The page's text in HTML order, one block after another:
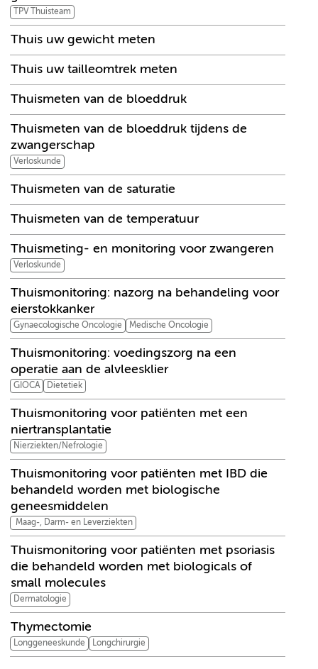
TPV Thuisteam
Thuis uw gewicht meten
Thuis uw tailleomtrek meten
Thuismeten van de bloeddruk
Thuismeten van de bloeddruk tijdens de
zwangerschap
Verloskunde
Thuismeten van de saturatie
Thuismeten van de temperatuur
Thuismeting- en monitoring voor zwangeren
Verloskunde
Thuismonitoring: nazorg na behandeling voor
eierstokkanker
Gynaecologische Oncologie Medische Oncologie
Thuismonitoring: voedingszorg na een
operatie aan de alvleesklier
GIOCA Dietetiek
Thuismonitoring voor patiënten met een
niertransplantatie
Nierziekten/Nefrologie
Thuismonitoring voor patiënten met IBD die
behandeld worden met biologische
geneesmiddelen
Maag-, Darm- en Leverziekten
Thuismonitoring voor patiënten met psoriasis
die behandeld worden met biologicals of
small molecules
Dermatologie
Thymectomie
Longgeneeskunde Longchirurgie